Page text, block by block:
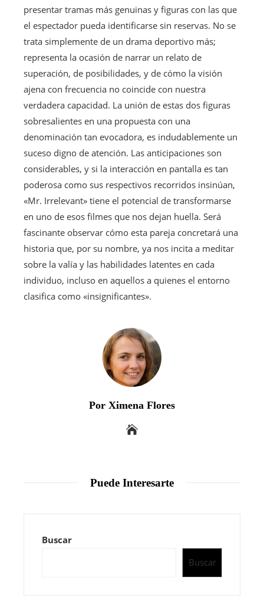
presentar tramas más genuinas y figuras con las que
el espectador pueda identificarse sin reservas. No se
trata simplemente de un drama deportivo más;
representa la ocasión de narrar un relato de
superación, de posibilidades, y de cómo la visión
ajena con frecuencia no coincide con nuestra
verdadera capacidad. La unión de estas dos figuras
sobresalientes en una propuesta con una
denominación tan evocadora, es indudablemente un
suceso digno de atención. Las anticipaciones son
considerables, y si la interacción en pantalla es tan
poderosa como sus respectivos recorridos insinúan,
«Mr. Irrelevant» tiene el potencial de transformarse
en uno de esos filmes que nos dejan huella. Será
fascinante observar cómo esta pareja concretará una
historia que, por su nombre, ya nos incita a meditar
sobre la valía y las habilidades latentes en cada
individuo, incluso en aquellos a quienes el entorno
clasifica como «insignificantes».
Por Ximena Flores
Puede Interesarte
Buscar
Buscar